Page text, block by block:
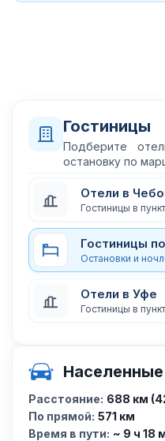
Гостиницы
Подберите
остановку по
Отели в
Гостиницы в
Гостиницы
Остановки и
Отели в Уфе
Гостиницы в
Расстояние: 688 км
По прямой: 571 км
Время в пути: ~ 9 ч 18